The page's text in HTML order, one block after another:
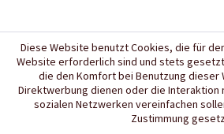
Diese Website benutzt Cookies, die für
Website erforderlich sind und stets
die den Komfort bei Benutzung dieser
Direktwerbung dienen oder die Interaktion
sozialen Netzwerken vereinfachen
Zustimmung